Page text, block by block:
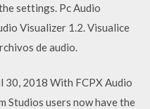
settings. Pc Audio
Visualizer 1.2. Visualice
de audio.
30, 2018 With FCPX Audio
Studios users now have the